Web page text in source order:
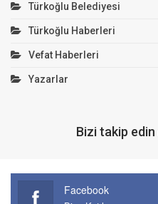
Türkoğlu Belediyesi
Türkoğlu Haberleri
Vefat Haberleri
Yazarlar
Bizi takip edin
Facebook